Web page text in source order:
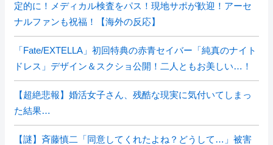
定的に！メディカル検査をパス！現地サポが歓迎！アーセ
ナルファンも祝福！【海外の反応】
「Fate/EXTELLA」初回特典の赤青セイバー「純真のナイト
ドレス」デザイン＆スクショ公開！二人ともお美しい…！
【超絶悲報】婚活女子さん、残酷な現実に気付いてしまっ
た結果…
【謎】斉藤慎二「同意してくれたよね？どうして…」被害